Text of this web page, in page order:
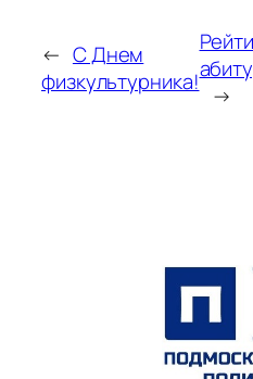
← С Днем
физкультурника! →